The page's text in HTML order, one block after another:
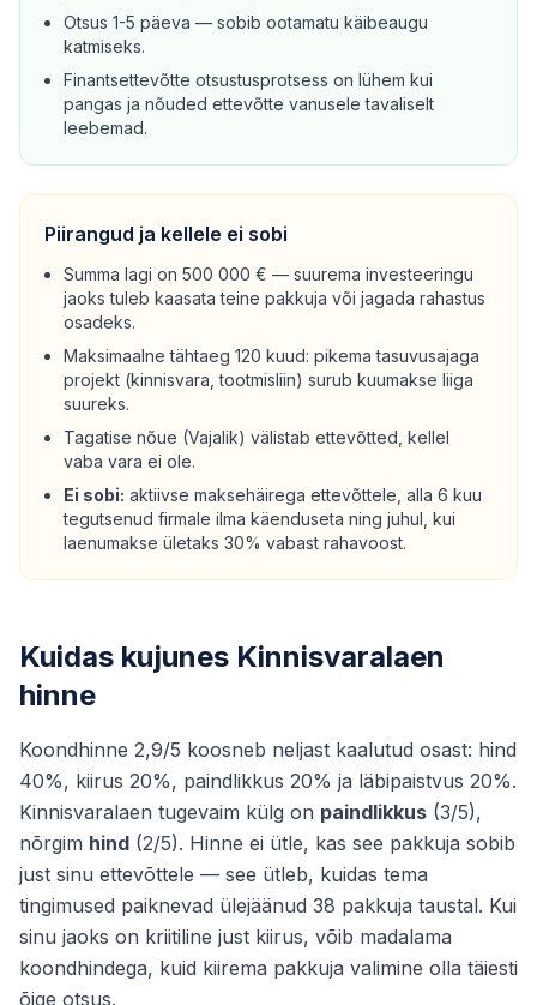
Otsus 1-5 päeva — sobib ootamatu käibeaugu
katmiseks.
Finantsettevõtte otsustusprotsess on lühem kui
pangas ja nõuded ettevõtte vanusele tavaliselt
leebemad.
Piirangud ja kellele ei sobi
Summa lagi on 500 000 € — suurema investeeringu
jaoks tuleb kaasata teine pakkuja või jagada rahastus
osadeks.
Maksimaalne tähtaeg 120 kuud: pikema tasuvusajaga
projekt (kinnisvara, tootmisliin) surub kuumakse liiga
suureks.
Tagatise nõue (Vajalik) välistab ettevõtted, kellel
vaba vara ei ole.
Ei sobi: aktiivse maksehäirega ettevõttele, alla 6 kuu
tegutsenud firmale ilma käenduseta ning juhul, kui
laenumakse ületaks 30% vabast rahavoost.
Kuidas kujunes Kinnisvaralaen
hinne
Koondhinne 2,9/5 koosneb neljast kaalutud osast: hind
40%, kiirus 20%, paindlikkus 20% ja läbipaistvus 20%.
Kinnisvaralaen tugevaim külg on paindlikkus (3/5),
nõrgim hind (2/5). Hinne ei ütle, kas see pakkuja sobib
just sinu ettevõttele — see ütleb, kuidas tema
tingimused paiknevad ülejäänud 38 pakkuja taustal. Kui
sinu jaoks on kriitiline just kiirus, võib madalama
koondhindega, kuid kiirema pakkuja valimine olla täiesti
õige otsus.